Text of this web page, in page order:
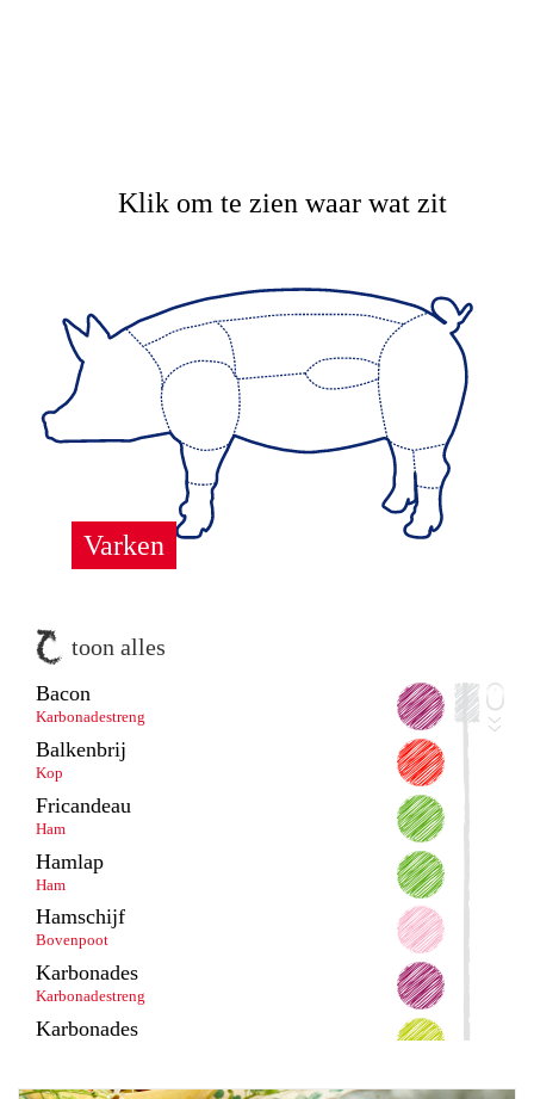
Klik om te zien waar wat zit
toon alles
Bacon
Karbonadestreng
Balkenbrij
Kop
Fricandeau
Ham
Hamlap
Ham
Hamschijf
Bovenpoot
Karbonades
Karbonadestreng
Karbonades
Nasi/bamivlees